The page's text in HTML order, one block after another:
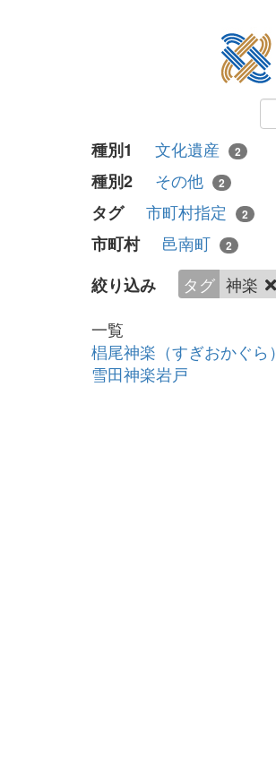
種別1 文化遺産 2
種別2 その他 2
タグ 市町村指定 2
市町村 邑南町 2
絞り込み タグ 神楽
一覧
椙尾神楽（すぎおかぐら）
雪田神楽岩戸